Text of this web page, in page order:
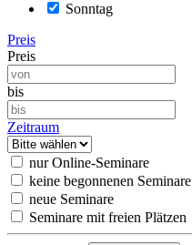
Sonntag
Preis
Preis
bis
Zeitraum
nur Online-Seminare
keine begonnenen Seminare
neue Seminare
Seminare mit freien Plätzen